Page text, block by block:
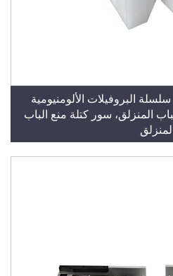
البروفيلات الألومنيومية
الباب المنزلق، سور كتلة منع الباب